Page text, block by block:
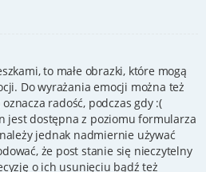
to małe obrazki, które mogą
Do wyrażania emocji można też
radość, podczas gdy :(
jest dostępna z poziomu formularza
jednak nadmiernie używać
że post stanie się nieczytelny
o ich usunięciu bądź też